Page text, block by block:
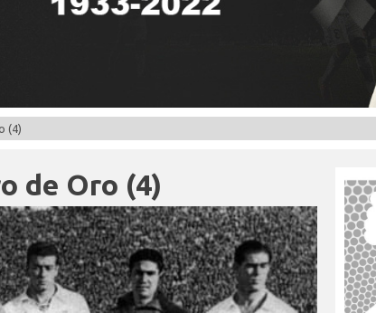
(4)
de Oro (4)